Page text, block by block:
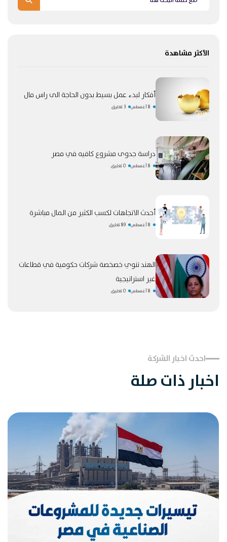
الأكثر مشاهدة
أفكار لبدء عمل بسيط بدون الحاجة الى راس مال
8 أغسطس 3 تعليق
دراسة جدوى مشروع كافيه في مصر
8 أغسطس 0 تعليق
أحدث الاتجاهات لكسب الكثير من المال مباشرة
8 أغسطس 89 تعليق
الهند تنوي خصخصة شركات حكومية في قطاعات
غير استراتيجية
8 أغسطس 0 تعليق
احدث اخبار الشركة
اخبار ذات صلة